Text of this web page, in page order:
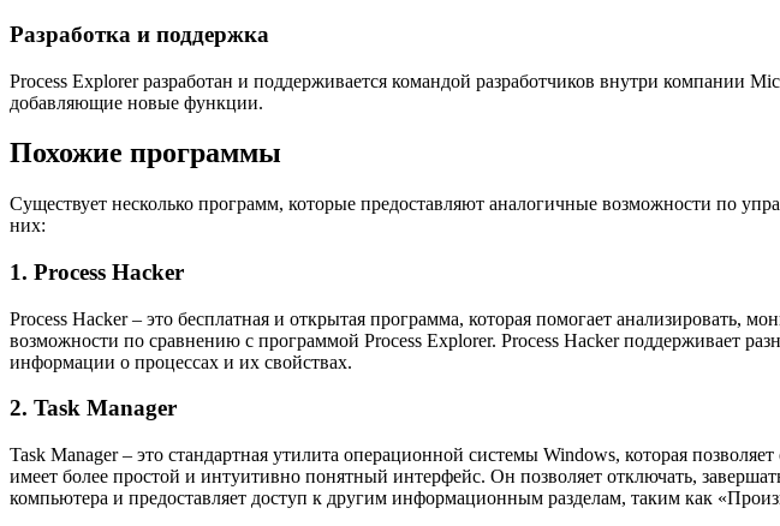
Разработка и поддержка
Process Explorer разработан и поддерживается командой разработчиков внутри
добавляющие новые функции.
Похожие программы
Существует несколько программ, которые предоставляют аналогичные возможности по
них:
1. Process Hacker
Process Hacker – это бесплатная и открытая программа, которая помогает анализировать,
возможности по сравнению с программой Process Explorer. Process Hacker поддерживает
информации о процессах и их свойствах.
2. Task Manager
Task Manager – это стандартная утилита операционной системы Windows, которая
имеет более простой и интуитивно понятный интерфейс. Он позволяет отключать,
компьютера и предоставляет доступ к другим информационным разделам, таким как